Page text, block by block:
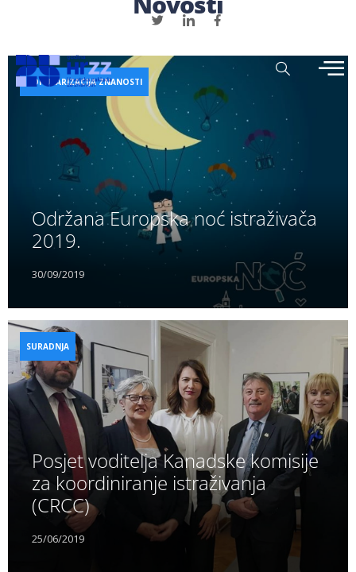
Održana Europska noć istraživača
2019.
30/09/2019
POPULARIZACIJA ZNANOSTI
Posjet voditelja Kanadske komisije
za koordiniranje istraživanja
(CRCC)
25/06/2019
SURADNJA